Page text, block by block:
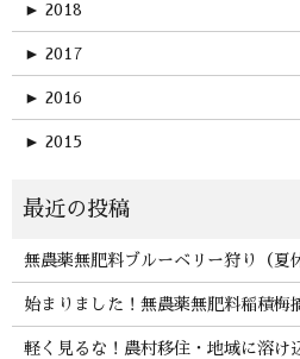
► 2018
► 2017
► 2016
► 2015
無農薬無肥料ブルーベリー狩り（夏
始まりました！無農薬無肥料稲積梅
軽く見るな！農村移住・地域に溶け